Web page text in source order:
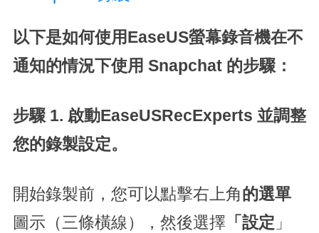
以下是如何使用EaseUS螢幕錄音機在不
通知的情況下使用 Snapchat 的步驟：
步驟 1. 啟動EaseUSRecExperts 並調整
您的錄製設定。
開始錄製前，您可以點擊右上角的選單
圖示（三條橫線），然後選擇 「設定 」